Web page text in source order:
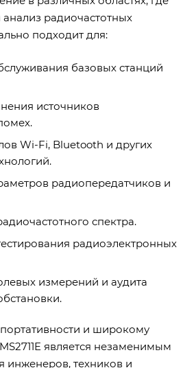
анализ радиочастотных
подходит для:
базовых станций
источников
Wi-Fi, Bluetooth и других
радиопередатчиков и
спектра.
радиоэлектронных
измерений и аудита
и широкому
является незаменимым
инженеров, техников и